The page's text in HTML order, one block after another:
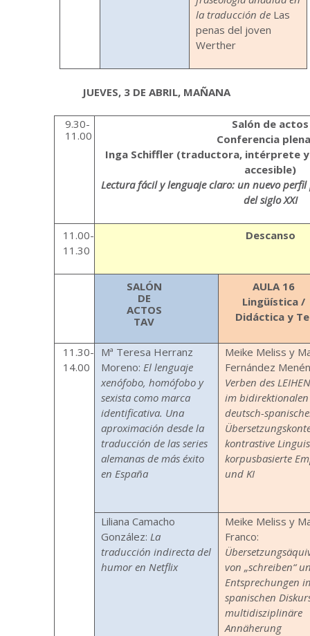
la traducción de Las
penas del joven
Werther
JUEVES, 3 DE ABRIL, MAÑANA
9.30-
11.00
Salón de actos
Conferencia
Inga Schiffler (traductora, intérprete y
accesible)
Lectura fácil y lenguaje claro: un nuevo
del siglo XXI
11.00-
11.30
Descanso
SALÓN
DE
ACTOS
TAV
AULA 16
Lingüística /
Didáctica y
11.30-
14.00
Mª Teresa Herranz
Moreno: El lenguaje
xenófobo, homófobo y
sexista como marca
identificativa. Una
aproximación desde la
traducción de las series
alemanas de más éxito
en España
Meike Meliss y
Fernández
Verben des
im bidirektionalen
deutsch-
kontrastive
korpusbasierte
und KI
Liliana Camacho
González: La
traducción indirecta del
humor en Netflix
Meike Meliss y
Franco:
von „schreiben“
Entsprechungen
spanischen
multidisziplinäre
Annäherung